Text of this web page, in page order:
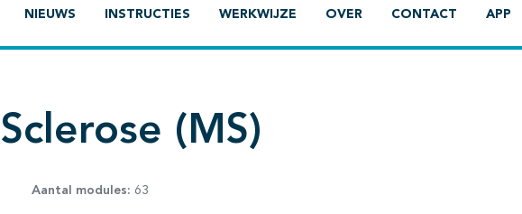
NIEUWS INSTRUCTIES WERKWIJZE OVER CONTACT APP
(MS)
Aantal modules: 63